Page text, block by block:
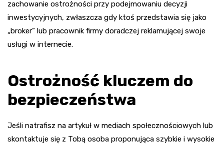
zachowanie ostrożności przy podejmowaniu decyzji
inwestycyjnych, zwłaszcza gdy ktoś przedstawia się jako
„broker” lub pracownik firmy doradczej reklamującej swoje
usługi w internecie.
Ostrożność kluczem do
bezpieczeństwa
Jeśli natrafisz na artykuł w mediach społecznościowych lub
skontaktuje się z Tobą osoba proponująca szybkie i wysokie